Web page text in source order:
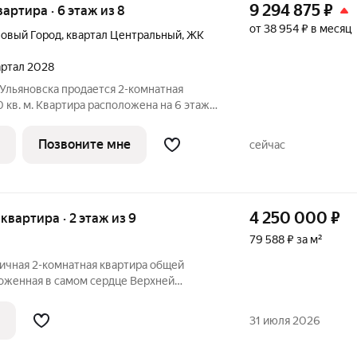
· 6 этаж из 8
Город, квартал Центральный,ЖК
2028
продается 2-комнатная
м. Квартира расположена на 6 этаже
города теперь осуществима!
9 294 875₽
от 38 954 ₽ в месяц
Позвоните мне сейчас
· 2 этаж из 9
2-комнатная квартира общей
в самом сердце Верхней
развитой инфраструктурой
4 250 000 ₽
79 588 ₽ за м²
31 июля 2026